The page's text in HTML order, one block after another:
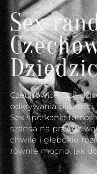
Sex
Czechowice-
odkrywania bliskości,
Sex spotkania to
szansa na
chwile i głębokie
równie mocno, jak